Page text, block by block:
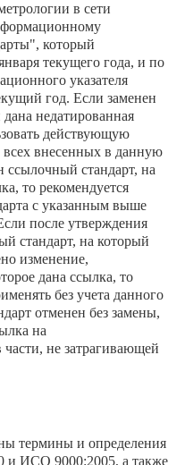
в сети
который
текущего года, и по
указателя
год. Если заменен
недатированная
действующую
всех внесенных в данную
стандарт, на
то рекомендуется
с указанным выше
после утверждения
стандарт, на который
изменение,
дана ссылка, то
без учета данного
отменен без замены,
на
части, не затрагивающей
термины и определения
ИСО 9000:2005, а также